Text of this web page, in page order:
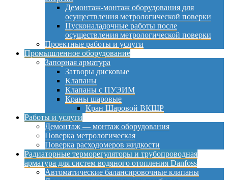
Демонтаж-монтаж оборудования для
осуществления метрологической поверки
Пусконаладочные работы после
осуществления метрологической поверки
Проектные работы и услуги
Промышленное оборудование
Запорная арматура
Затворы дисковые
Клапаны
Клапаны с ПУЭИМ
Краны шаровые
Кран Шаровой ВКШР
Работы и услуги
Демонтаж — монтаж оборудования
Поверка метрологическая
Поверка расходомеров жидкости
Радиаторные терморегуляторы и трубопроводная
арматура для систем водяного отопления Danfoss
Автоматические балансировочные клапаны